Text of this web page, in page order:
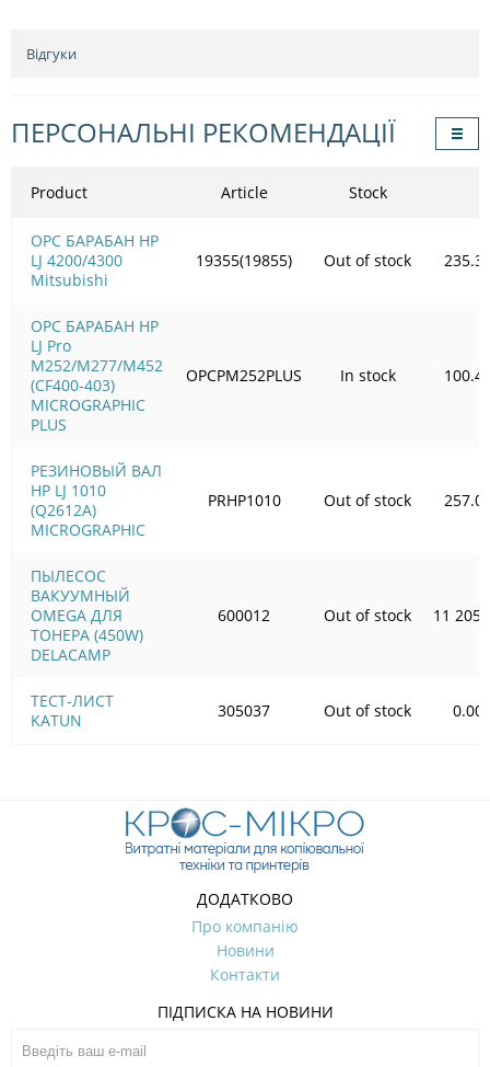
Відгуки
ПЕРСОНАЛЬНІ РЕКОМЕНДАЦІЇ
Product
OPC БАРАБАН HP
LJ 4200/4300
Mitsubishi
OPC БАРАБАН HP
LJ Pro
M252/M277/M452
(CF400-403)
MICROGRAPHIC
PLUS
РЕЗИНОВЫЙ ВАЛ
HP LJ 1010
(Q2612A)
MICROGRAPHIC
ПЫЛЕСОС
ВАКУУМНЫЙ
OMEGA ДЛЯ
ТОНЕРА (450W)
DELACAMP
ТЕСТ-ЛИСТ
KATUN
Article Stock
19355(19855) Out of stock
OPCPM252PLUS In stock
PRHP1010 Out of stock
600012 Out of stock 11
305037 Out of stock 0.00
ДОДАТКОВО
Про компанію
Новини
Контакти
ПІДПИСКА НА НОВИНИ